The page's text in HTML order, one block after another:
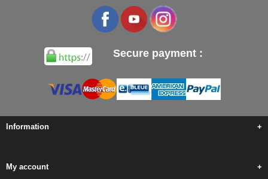
Secure payment :
Information +
My account +